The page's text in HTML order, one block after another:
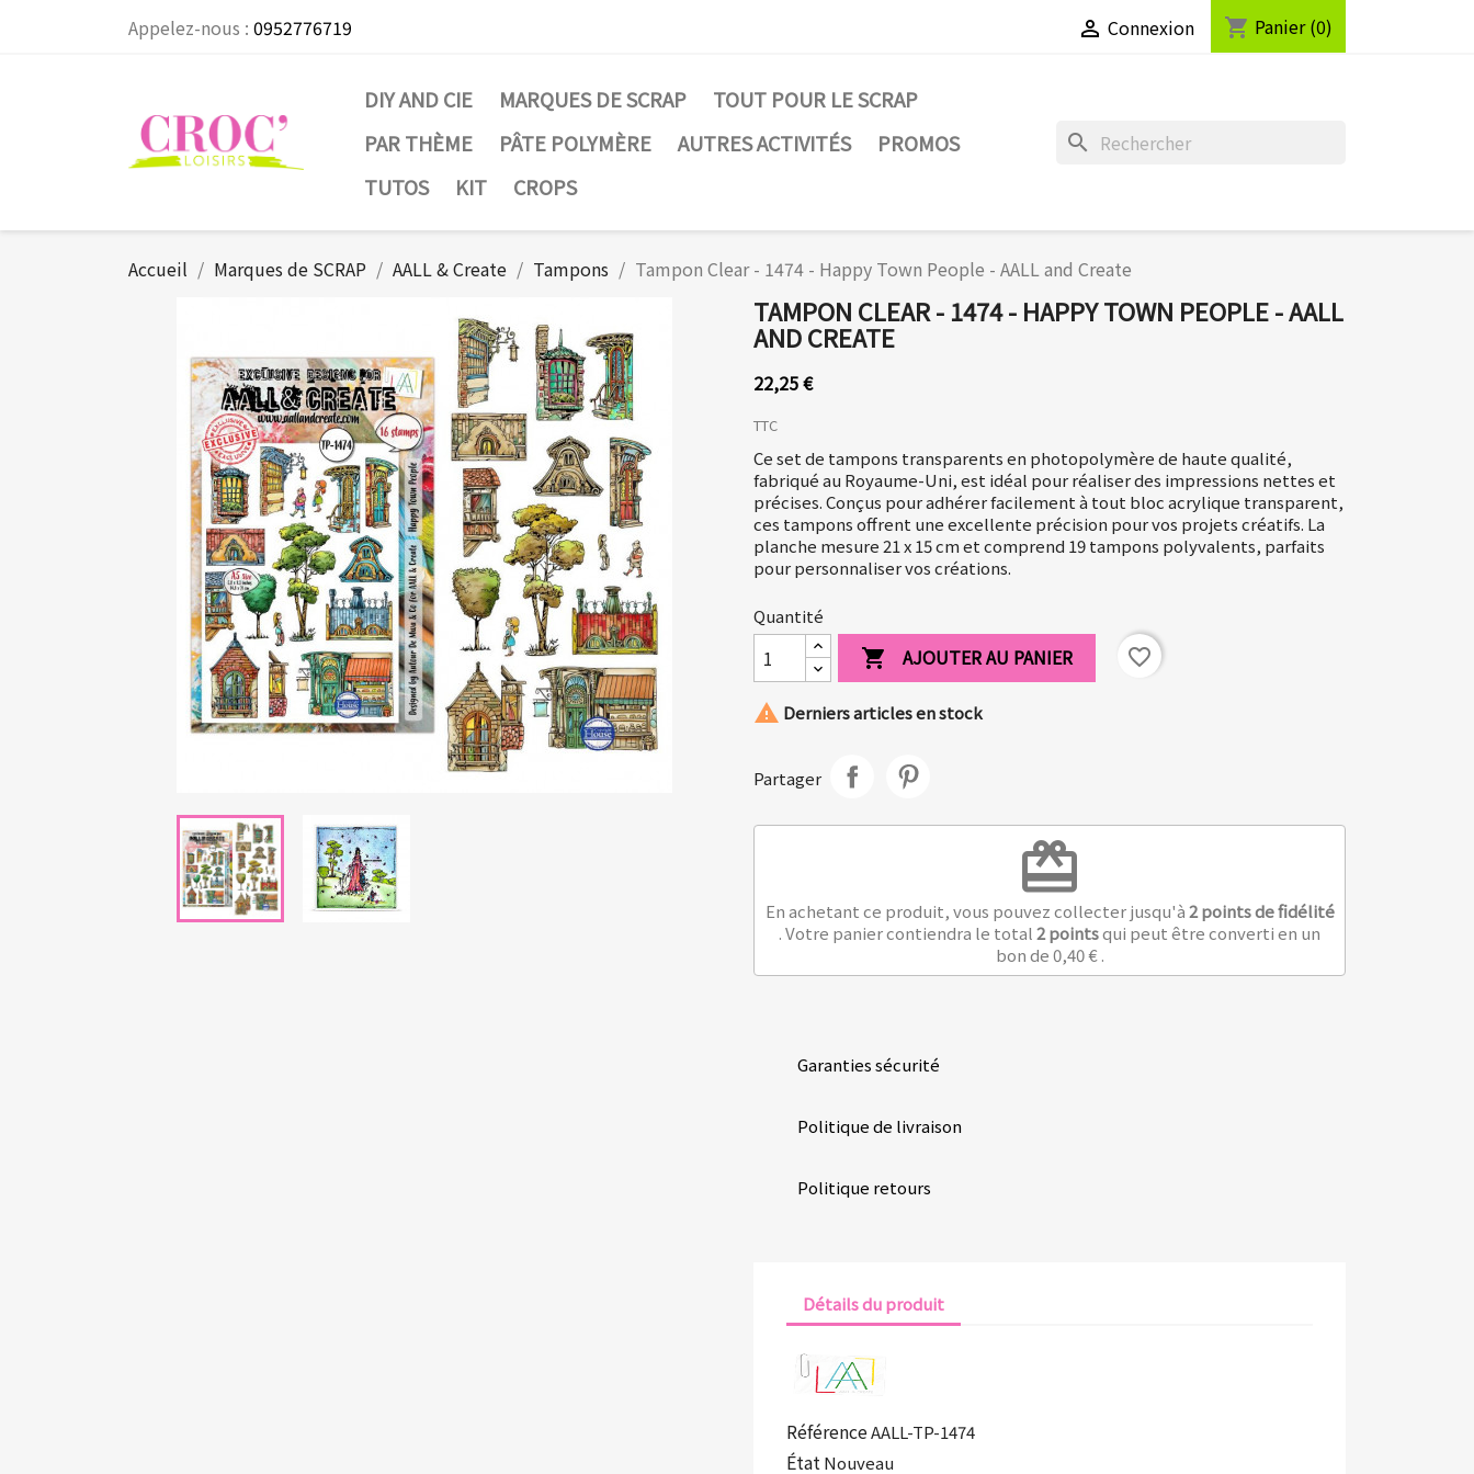
Appelez-nous : 0952776719  Connexion shopping_cart Panier (0)
DIY AND CIE MARQUES DE SCRAP
TOUT POUR LE SCRAP
PAR THÈME
PÂTE POLYMÈRE AUTRES ACTIVITÉS
PROMOS
TUTOS
KIT CROPS
search
Accueil Marques de SCRAP AALL & Create Tampons Tampon Clear - 1474 - Happy Town People - AALL and Create
TAMPON CLEAR - 1474 - HAPPY TOWN PEOPLE - AALL
AND CREATE
22,25 €
TTC
Ce set de tampons transparents en photopolymère de haute qualité,
fabriqué au Royaume-Uni, est idéal pour réaliser des impressions nettes et
précises. Conçus pour adhérer facilement à tout bloc acrylique transparent,
ces tampons offrent une excellente précision pour vos projets créatifs. La
planche mesure 21 x 15 cm et comprend 19 tampons polyvalents, parfaits
pour personnaliser vos créations.
Quantité
 AJOUTER AU PANIER favorite_border
 Derniers articles en stock
Partager
redeem
En achetant ce produit, vous pouvez collecter jusqu'à2points de fidélité
. Votre panier contiendra le total2pointsqui peut être converti en un
bon de0,40 €.
Garanties sécurité
Politique de livraison
Politique retours
Détails du produit
RéférenceAALL-TP-1474
ÉtatNouveau